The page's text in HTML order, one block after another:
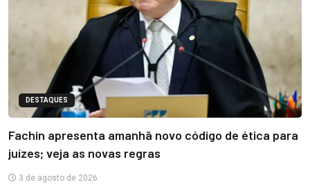
DESTAQUES
Fachin apresenta amanhã novo código de ética para
juízes; veja as novas regras
3 de agosto de 2026